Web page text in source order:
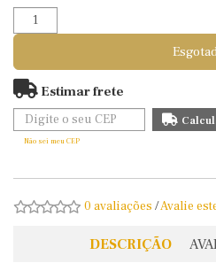
Estimar frete
Não sei meu CEP
0 avaliações /Avalie
DESCRIÇÃO